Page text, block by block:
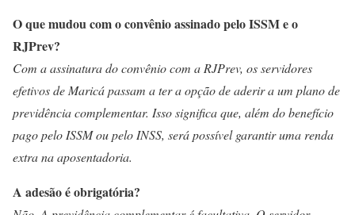
O que mudou com o convênio assinado pelo ISSM e o
RJPrev?
Com a assinatura do convênio com a RJPrev, os servidores
efetivos de Maricá passam a ter a opção de aderir a um plano de
previdência complementar. Isso significa que, além do benefício
pago pelo ISSM ou pelo INSS, será possível garantir uma renda
extra na aposentadoria.
A adesão é obrigatória?